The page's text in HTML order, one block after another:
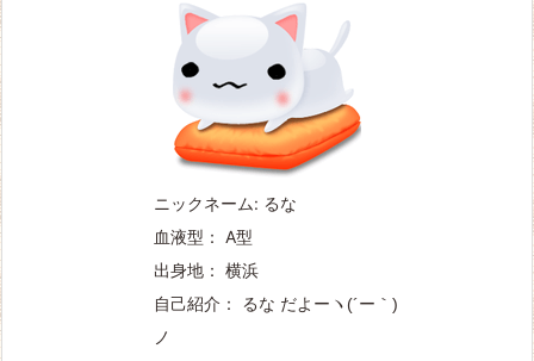
ニックネーム: るな
血液型： A型
出身地： 横浜
自己紹介： るな だよー ヽ(´ー｀)
ノ